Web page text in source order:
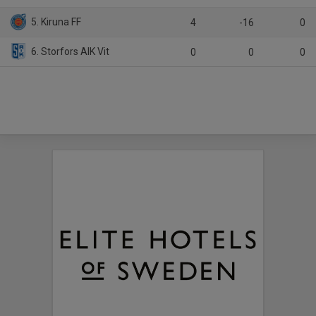
5. Kiruna FF 4 -16 0
6. Storfors AIK Vit 0 0 0